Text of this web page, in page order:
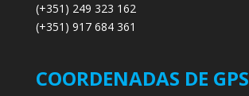
(+351) 249 323 162
(+351) 917 684 361
COORDENADAS DE GPS